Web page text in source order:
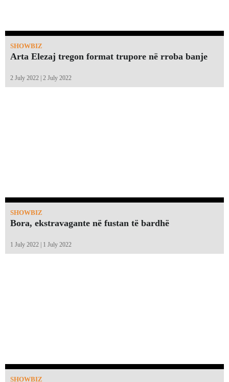
SHOWBIZ
Arta Elezaj tregon format trupore në rroba banje
2 July 2022 | 2 July 2022
SHOWBIZ
Bora, ekstravagante në fustan të bardhë
1 July 2022 | 1 July 2022
SHOWBIZ